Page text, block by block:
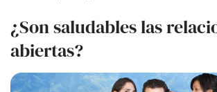
¿Son saludables las
abiertas?